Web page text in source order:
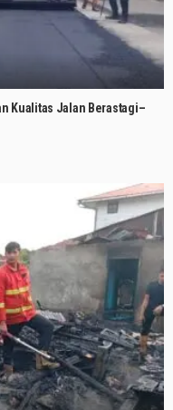
Kualitas Jalan Berastagi–